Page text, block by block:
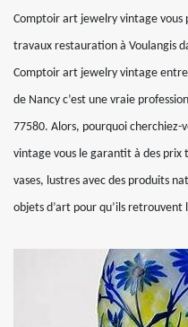
Comptoir art jewelry vintage vous
travaux restauration à Voulangis
Comptoir art jewelry vintage
de Nancy c’est une vraie
77580. Alors, pourquoi
vintage vous le garantit à des
vases, lustres avec des produits
objets d’art pour qu’ils retrouvent